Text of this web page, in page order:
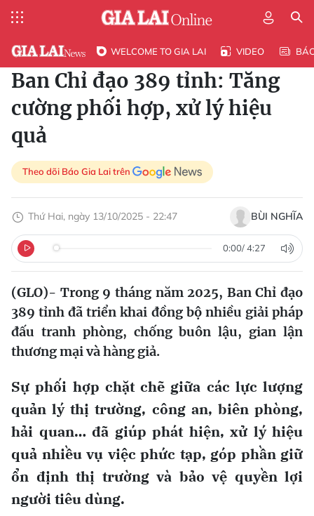
WELCOME TO GIA LAI VIDEO
Ban Chỉ đạo 389 tỉnh: Tăng
cường phối hợp, xử lý hiệu
quả
Theo dõi Báo Gia Lai trên
Thứ Hai, ngày 13/10/2025 - 22:47 BÙI NGHĨA
0:00/4:27
(GLO)- Trong 9 tháng năm 2025, Ban Chỉ đạo
389 tỉnh đã triển khai đồng bộ nhiều giải pháp
đấu tranh phòng, chống buôn lậu, gian lận
thương mại và hàng giả.
Sự phối hợp chặt chẽ giữa các lực lượng
quản lý thị trường, công an, biên phòng,
hải quan… đã giúp phát hiện, xử lý hiệu
quả nhiều vụ việc phức tạp, góp phần giữ
ổn định thị trường và bảo vệ quyền lợi
người tiêu dùng.